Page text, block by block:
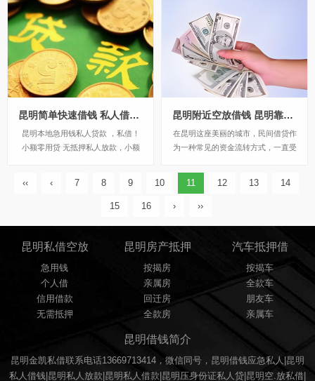
在昆明，有很多靠谱的民间借贷机
构，可以为您提供短期借款服务。昆
明本地应急借钱私人借款，短期拆借
无需任何抵押，金凯...
心。昆明市第四区第八县。昆明五花
去。昆明盘龙区。昆明官渡区。昆明
西...
昆明简单快速借钱 私人借贷 线下急用钱快速放款 本地民间借贷
昆明本地急用钱私人贷款 ，私借！
小额零用贷 无抵押私人放款，小额
昆明附近空放借钱 昆明靠谱民间借贷个人借款 当天拿钱
在昆明这座美丽的城市，民间借贷作
为一种常见的资金流转方式，一直受
是所谓的“空放”借款，近年来在昆明
的选择。本文将对昆明私人借款空放
‹‹ ‹ 7 8 9 10 11 12 13 14
15 16 › ››
昆明私借空放
急用钱
个人借
信用借款
无需抵押
昆明房产抵押
按揭房
亲属房
回迁房
全款房
汽车抵押借
按揭车
全款车
朋友车
亲属车
昆明借钱简介
昆明金凯私借联系电话13669713414，微信同号，昆明借钱应急私人|昆明
私人借钱|昆明私人放款|昆明私人借款|昆明压身份证私人贷|昆明空.放私借|